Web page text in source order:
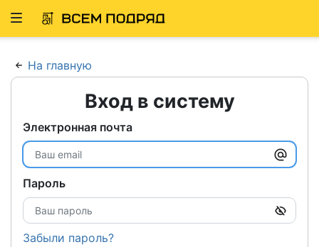
Развернуть
На главную
Вход в систему
Электронная почта
Пароль
Забыли пароль?